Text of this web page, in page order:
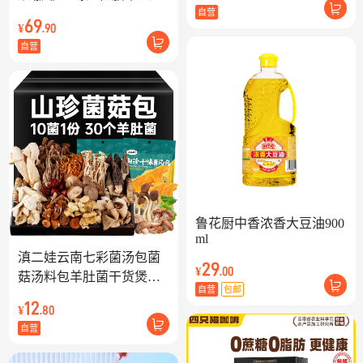
¥69.90
自营
滇二娃云南七彩菌汤包菌
菇汤料包羊肚菌干货煲汤
十味50克x1袋（共6个羊
肚菌）
¥12.80
自营
自营
鲁花厨中香浓香大豆油900
ml
¥29.00
自营 包邮